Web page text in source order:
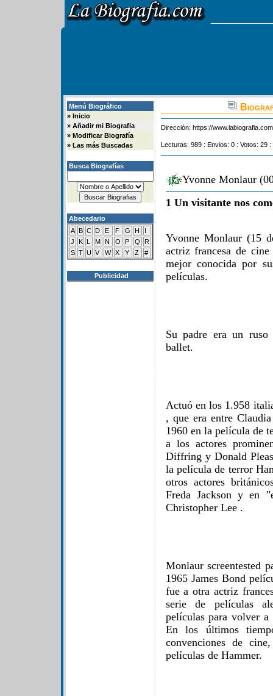
Menú Biográfico
» Inicio
» Añadir mi Biografia
» Modificar Biografía
» Las más Buscadas
Busca Biografías
Abecedario
A B C D E F G H
I
J
K L M N O P Q
R
S T U V W X Y Z #
Publicidad
Dirección: https://
Lecturas: 989 : Envios: 0 : Votos: 29
Yvonne Monlaur
1 Un visitante nos
Yvonne Monlaur (15
actriz francesa de
mejor conocida por
películas.
Su padre era un
ballet.
Actuó en los 1.958
, que era entre
1960 en la película de
a los actores
Diffring y Donald
la película de terror
otros actores
Freda Jackson y en
Christopher Lee .
Monlaur screentested
1965 James Bond
fue a otra actriz
serie de películas
películas para volver
En los últimos
convenciones de
películas de Hammer.